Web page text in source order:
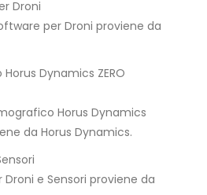
Droni
per Droni proviene da
Dynamics ZERO
Horus Dynamics
da Horus Dynamics.
Droni e Sensori proviene da